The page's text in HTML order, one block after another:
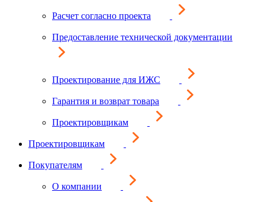
Расчет согласно проекта
Предоставление технической документации
Проектирование для ИЖС
Гарантия и возврат товара
Проектировщикам
Проектировщикам
Покупателям
О компании